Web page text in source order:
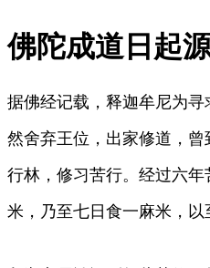
佛陀成道日起
据佛经记载，释迦牟尼为
然舍弃王位，出家修道，
行林，修习苦行。经过六
米，乃至七日食一麻米，以